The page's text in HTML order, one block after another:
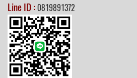
Line ID :0819891372